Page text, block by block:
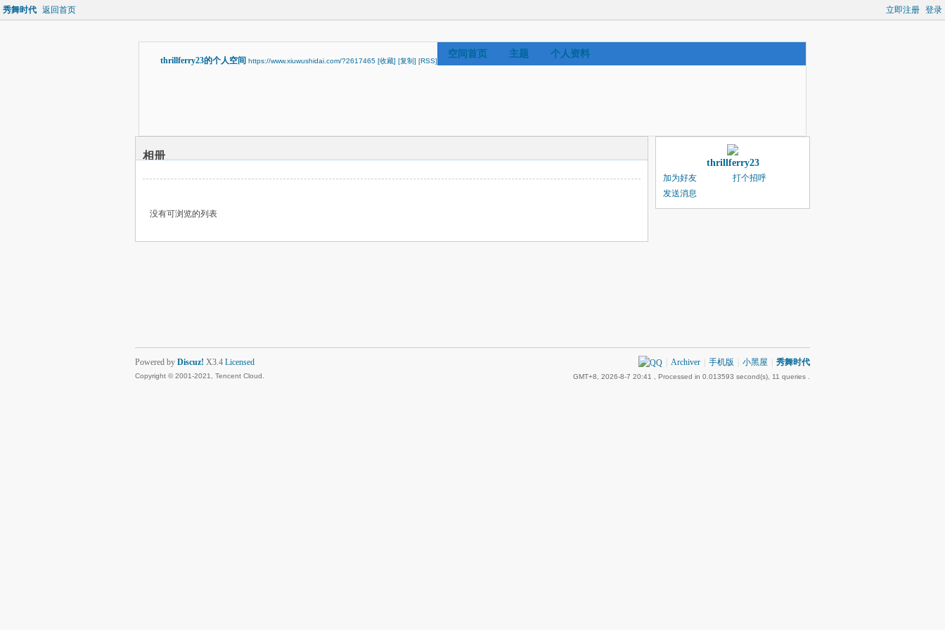
立即注册 登录
秀舞时代 返回首页
thrillferry23的个人空间 https://www.xiuwushidai.com/?2617465 [收藏] [复制] [RSS]
空间首页 主题 个人资料
相册
没有可浏览的列表
thrillferry23
加为好友
打个招呼
发送消息
Archiver 手机版 小黑屋 秀舞时代
GMT+8, 2026-8-7 20:41 , Processed in 0.013593 second(s), 11 queries .
Powered by Discuz! X3.4 Licensed
Copyright © 2001-2021, Tencent Cloud.